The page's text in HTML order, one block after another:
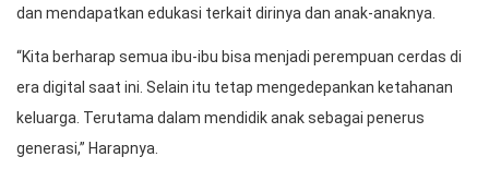
dan mendapatkan edukasi terkait dirinya dan anak-anaknya.
“Kita berharap semua ibu-ibu bisa menjadi perempuan cerdas di
era digital saat ini. Selain itu tetap mengedepankan ketahanan
keluarga. Terutama dalam mendidik anak sebagai penerus
generasi,” Harapnya.